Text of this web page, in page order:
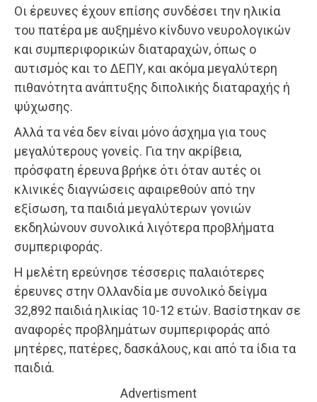
Οι έρευνες έχουν επίσης συνδέσει την ηλικία
του πατέρα με αυξημένο κίνδυνο νευρολογικών
και συμπεριφορικών διαταραχών, όπως ο
αυτισμός και το ΔΕΠΥ, και ακόμα μεγαλύτερη
πιθανότητα ανάπτυξης διπολικής διαταραχής ή
ψύχωσης.
Αλλά τα νέα δεν είναι μόνο άσχημα για τους
μεγαλύτερους γονείς. Για την ακρίβεια,
πρόσφατη έρευνα βρήκε ότι όταν αυτές οι
κλινικές διαγνώσεις αφαιρεθούν από την
εξίσωση, τα παιδιά μεγαλύτερων γονιών
εκδηλώνουν συνολικά λιγότερα προβλήματα
συμπεριφοράς.
Η μελέτη ερεύνησε τέσσερις παλαιότερες
έρευνες στην Ολλανδία με συνολικό δείγμα
32,892 παιδιά ηλικίας 10-12 ετών. Βασίστηκαν σε
αναφορές προβλημάτων συμπεριφοράς από
μητέρες, πατέρες, δασκάλους, και από τα ίδια τα
παιδιά.
Advertisment